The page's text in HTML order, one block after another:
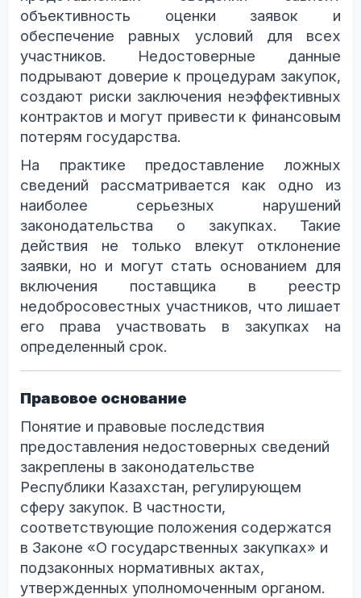
объективность оценки заявок и
обеспечение равных условий для всех
участников. Недостоверные данные
подрывают доверие к процедурам закупок,
создают риски заключения неэффективных
контрактов и могут привести к финансовым
потерям государства.
На практике предоставление ложных
сведений рассматривается как одно из
наиболее серьезных нарушений
законодательства о закупках. Такие
действия не только влекут отклонение
заявки, но и могут стать основанием для
включения поставщика в реестр
недобросовестных участников, что лишает
его права участвовать в закупках на
определенный срок.
Правовое основание
Понятие и правовые последствия
предоставления недостоверных сведений
закреплены в законодательстве
Республики Казахстан, регулирующем
сферу закупок. В частности,
соответствующие положения содержатся
в Законе «О государственных закупках» и
подзаконных нормативных актах,
утвержденных уполномоченным органом.